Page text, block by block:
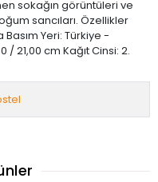
sokağın görüntüleri ve
sancıları. Özellikler
Basım Yeri: Türkiye -
/ 21,00 cm Kağıt Cinsi: 2.